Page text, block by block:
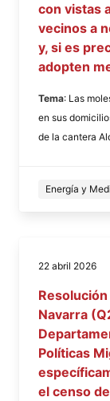
con vistas
vecinos a
y, si es
adopten
Tema: Las
en sus
de la cantera
Energía y
22 abril 2026
Navarra
Políticas
el censo